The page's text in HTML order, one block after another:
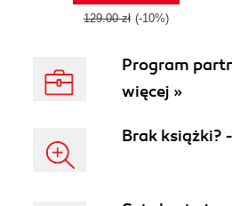
129.00 zł (-10%)
Program
więcej »
Brak książki?